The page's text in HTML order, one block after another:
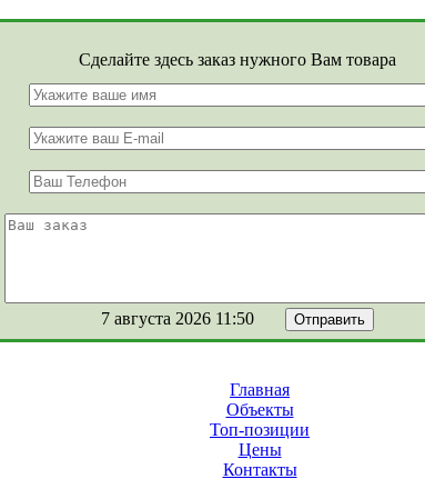
Сделайте здесь заказ нужного Вам товара
7 августа 2026 11:50
Главная
Объекты
Топ-позиции
Цены
Контакты